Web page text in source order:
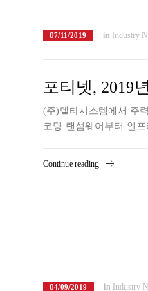
07/11/2019 in Industry
포티넷, 2019
(주)델타시스템에서 주
코딩·랜섬웨어부터 인
Continue reading
04/09/2019 in Industry